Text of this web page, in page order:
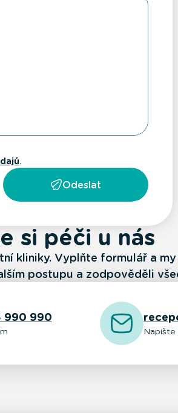
.
Odeslat
si péči u nás
kliniky. Vyplňte formulář a
postupu a zodpověděli
990 990
Napište